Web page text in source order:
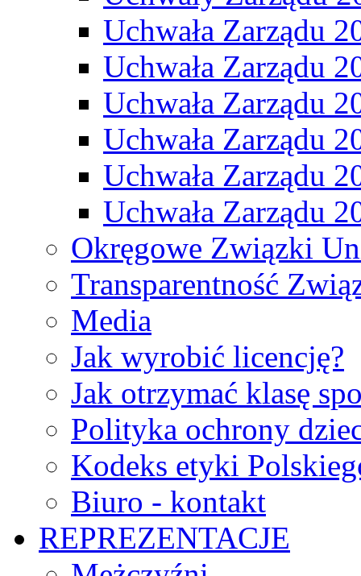
Uchwała Zarządu
Uchwała Zarządu
Uchwała Zarządu
Uchwała Zarządu
Uchwała Zarządu
Uchwała Zarządu
Okręgowe Związki
Transparentność
Media
Jak wyrobić licencję?
Jak otrzymać klasę
Polityka ochrony
Kodeks etyki
Biuro - kontakt
REPREZENTACJE